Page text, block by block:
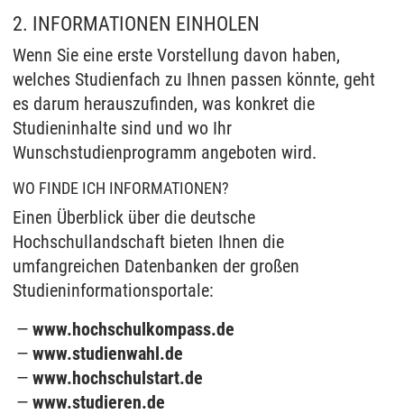
2. INFORMATIONEN EINHOLEN
Wenn Sie eine erste Vorstellung davon haben,
welches Studienfach zu Ihnen passen könnte, geht
es darum herauszufinden, was konkret die
Studieninhalte sind und wo Ihr
Wunschstudienprogramm angeboten wird.
WO FINDE ICH INFORMATIONEN?
Einen Überblick über die deutsche
Hochschullandschaft bieten Ihnen die
umfangreichen Datenbanken der großen
Studieninformationsportale:
www.hochschulkompass.de
www.studienwahl.de
www.hochschulstart.de
www.studieren.de